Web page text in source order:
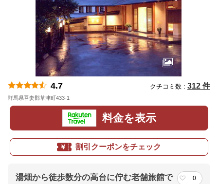
4.7 クチコミ数 : 312 件
群馬県吾妻郡草津町433-1
料金を表示
割引クーポンをチェック
湯畑から徒歩数分の高台に佇む老舗旅館で
0